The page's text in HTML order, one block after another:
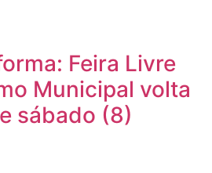
Feira Livre
Municipal volta
sábado (8)